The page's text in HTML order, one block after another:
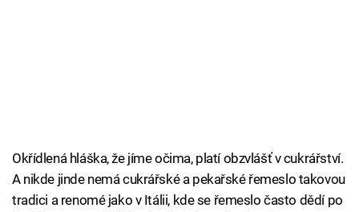
Okřídlená hláška, že jíme očima, platí obzvlášť v cukrářství.
A nikde jinde nemá cukrářské a pekařské řemeslo takovou
tradici a renomé jako v Itálii, kde se řemeslo často dědí po